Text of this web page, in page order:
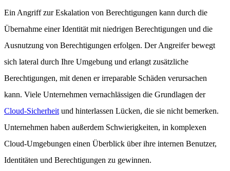
Ein Angriff zur Eskalation von Berechtigungen kann durch die
Übernahme einer Identität mit niedrigen Berechtigungen und die
Ausnutzung von Berechtigungen erfolgen. Der Angreifer bewegt
sich lateral durch Ihre Umgebung und erlangt zusätzliche
Berechtigungen, mit denen er irreparable Schäden verursachen
kann. Viele Unternehmen vernachlässigen die Grundlagen der
Cloud-Sicherheitund hinterlassen Lücken, die sie nicht bemerken.
Unternehmen haben außerdem Schwierigkeiten, in komplexen
Cloud-Umgebungen einen Überblick über ihre internen Benutzer,
Identitäten und Berechtigungen zu gewinnen.